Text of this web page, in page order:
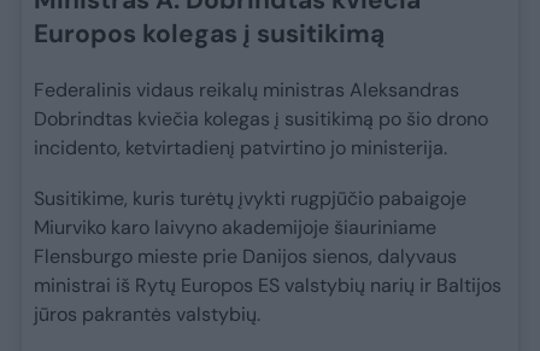
Europos kolegas į susitikimą
Federalinis vidaus reikalų ministras Aleksandras
Dobrindtas kviečia kolegas į susitikimą po šio drono
incidento, ketvirtadienį patvirtino jo ministerija.
Susitikime, kuris turėtų įvykti rugpjūčio pabaigoje
Miurviko karo laivyno akademijoje šiauriniame
Flensburgo mieste prie Danijos sienos, dalyvaus
ministrai iš Rytų Europos ES valstybių narių ir Baltijos
jūros pakrantės valstybių.